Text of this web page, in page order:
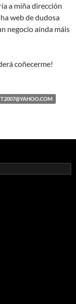
a miña dirección
web de dudosa
negocio aínda máis
coñecerme!